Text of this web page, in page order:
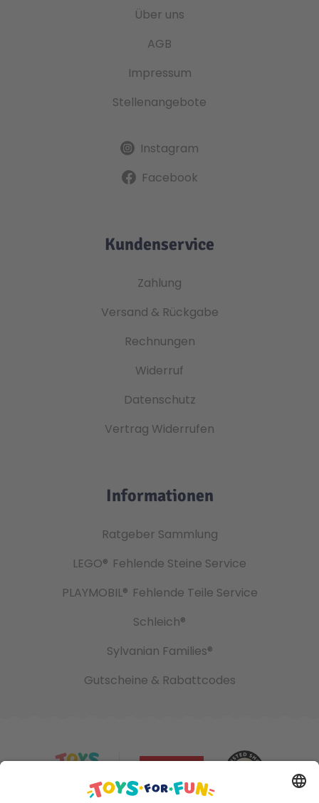
Über uns
AGB
Impressum
Stellenangebote
Instagram
Facebook
Kundenservice
Zahlung
Versand & Rückgabe
Rechnungen
Widerruf
Datenschutz
Vertrag Widerrufen
Informationen
Ratgeber Sammlung
LEGO® Fehlende Steine Service
PLAYMOBIL® Fehlende Teile Service
Schleich®
Sylvanian Families®
Gutscheine & Rabattcodes